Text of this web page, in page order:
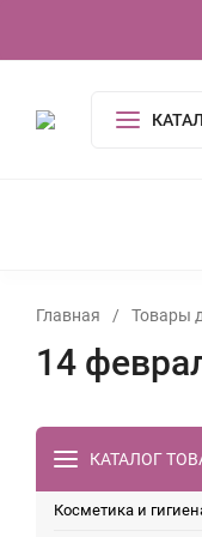
Главная / Товары
14
КАТАЛОГ
Косметика и